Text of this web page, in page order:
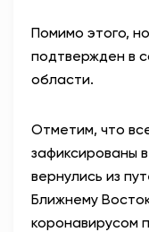
Помимо этого,
подтвержден в
области.
Отметим, что
зафиксированы
вернулись из
Ближнему
коронавирусом